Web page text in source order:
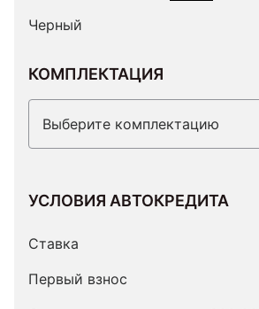
Черный
КОМПЛЕКТАЦИЯ
Выберите комплектацию
УСЛОВИЯ АВТОКРЕДИТА
Ставка
Первый взнос